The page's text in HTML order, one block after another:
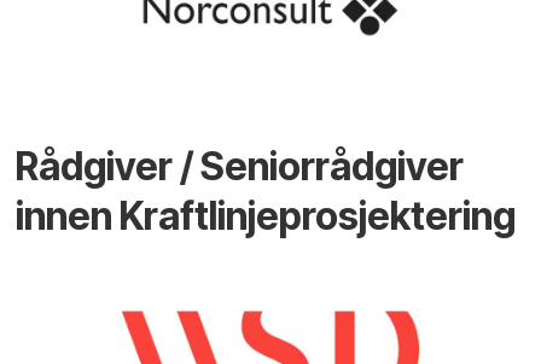
Rådgiver / Seniorrådgiver
innen Kraftlinjeprosjektering